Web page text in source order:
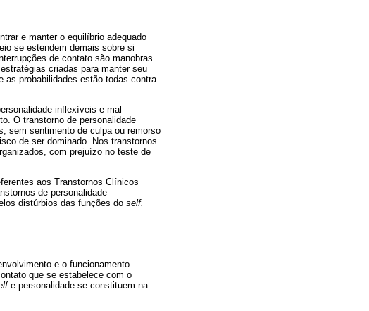
e manter o equilíbrio adequado
se estendem demais sobre si
de contato são manobras
criadas para manter seu
as probabilidades estão todas contra
inflexíveis e mal
O transtorno de personalidade
sem sentimento de culpa ou remorso
de ser dominado. Nos transtornos
com prejuízo no teste de
aos Transtornos Clínicos
de personalidade
distúrbios das funções do self.
e o funcionamento
que se estabelece com o
e personalidade se constituem na